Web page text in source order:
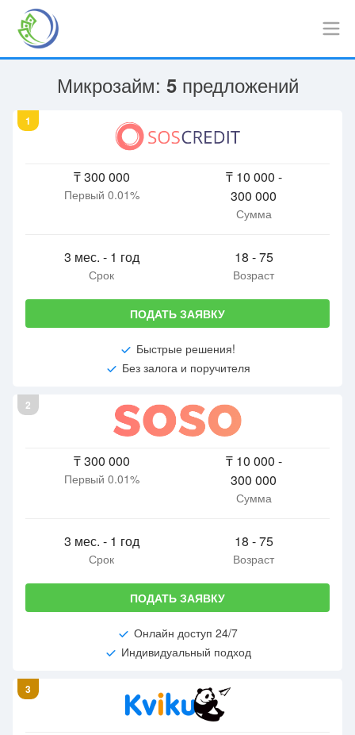
Микрозайм: 5предложений
1
₸ 300 000
Первый 0.01%
₸ 10 000 -
300 000
Сумма
3 мес. - 1 год
Срок
18 - 75
Возраст
ПОДАТЬ ЗАЯВКУ
Быстрые решения!
Без залога и поручителя
2
₸ 300 000
Первый 0.01%
₸ 10 000 -
300 000
Сумма
3 мес. - 1 год
Срок
18 - 75
Возраст
ПОДАТЬ ЗАЯВКУ
Онлайн доступ 24/7
Индивидуальный подход
3